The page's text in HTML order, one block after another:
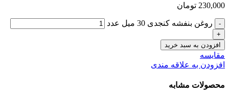
230,000 تومان
روغن بنفشه کنجدی 30 میل عدد
افزودن به سبد خرید
مقایسه
افزودن به علاقه مندی
محصولات مشابه